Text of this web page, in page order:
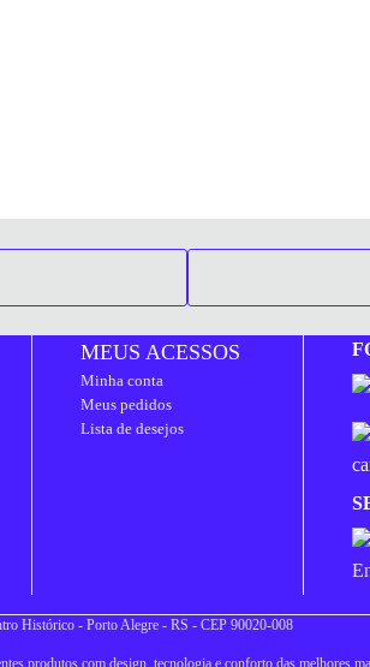
MEUS ACESSOS
Minha conta
Meus pedidos
Lista de desejos
Histórico - Porto Alegre - RS - CEP 90020-008
produtos com design, tecnologia e conforto das melhores